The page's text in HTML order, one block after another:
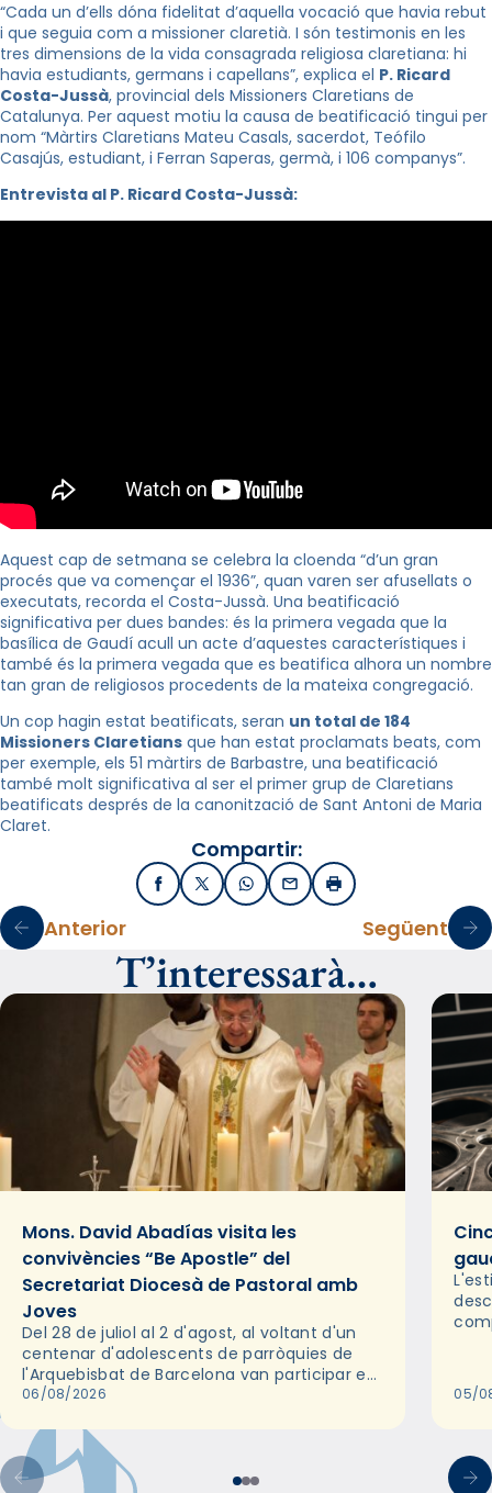
“Cada un d’ells dóna fidelitat d’aquella vocació que havia rebut
i que seguia com a missioner claretià. I són testimonis en les
tres dimensions de la vida consagrada religiosa claretiana: hi
havia estudiants, germans i capellans”, explica el P. Ricard
Costa-Jussà, provincial dels Missioners Claretians de
Catalunya. Per aquest motiu la causa de beatificació tingui per
nom “Màrtirs Claretians Mateu Casals, sacerdot, Teófilo
Casajús, estudiant, i Ferran Saperas, germà, i 106 companys”.
Entrevista al P. Ricard Costa-Jussà:
Aquest cap de setmana se celebra la cloenda “d’un gran
procés que va començar el 1936”, quan varen ser afusellats o
executats, recorda el Costa-Jussà. Una beatificació
significativa per dues bandes: és la primera vegada que la
basílica de Gaudí acull un acte d’aquestes característiques i
també és la primera vegada que es beatifica alhora un nombre
tan gran de religiosos procedents de la mateixa congregació.
Un cop hagin estat beatificats, seran un total de 184
Missioners Claretians que han estat proclamats beats, com
per exemple, els 51 màrtirs de Barbastre, una beatificació
també molt significativa al ser el primer grup de Claretians
beatificats després de la canonització de Sant Antoni de Maria
Claret.
Compartir:
FacebookX / TwitterWhatsApp
EmailImprimir
Anterior Següent
T’interessarà…
Mons. David Abadías visita les
convivències “Be Apostle” del
Secretariat Diocesà de Pastoral amb
Joves
Del 28 de juliol al 2 d'agost, al voltant d'un
centenar d'adolescents de parròquies de
l'Arquebisbat de Barcelona van participar en
les convivències Be Apostle, organitzades
06/08/2026 05/